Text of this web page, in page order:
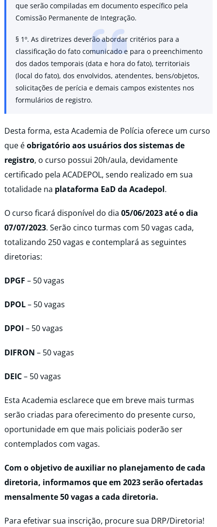
que serão compiladas em documento específico pela
Comissão Permanente de Integração.
§ 1º. As diretrizes deverão abordar critérios para a
classificação do fato comunicado e para o preenchimento
dos dados temporais (data e hora do fato), territoriais
(local do fato), dos envolvidos, atendentes, bens/objetos,
solicitações de perícia e demais campos existentes nos
formulários de registro.
Desta forma, esta Academia de Polícia oferece um curso
que éobrigatório aos usuários dos sistemas de
registro, o curso possui 20h/aula, devidamente
certificado pela ACADEPOL, sendo realizado em sua
totalidade na plataforma EaD da Acadepol.
O curso ficará disponível do dia 05/06/2023 até o dia
07/07/2023. Serão cinco turmas com 50 vagas cada,
totalizando 250 vagas e contemplará as seguintes
diretorias:
DPGF – 50 vagas
DPOL– 50 vagas
DPOI – 50 vagas
DIFRON – 50 vagas
DEIC– 50 vagas
Esta Academia esclarece que em breve mais turmas
serão criadas para oferecimento do presente curso,
oportunidade em que mais policiais poderão ser
contemplados com vagas.
Com o objetivo de auxiliar no planejamento de cada
diretoria, informamos que em 2023 serão ofertadas
mensalmente 50 vagas a cada diretoria.
Para efetivar sua inscrição, procure sua DRP/Diretoria!